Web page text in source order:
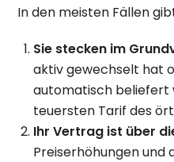
In den meisten Fällen
Sie stecken im
aktiv gewechselt hat
automatisch beliefert
teuersten Tarif des
Ihr Vertrag ist über
Preiserhöhungen und